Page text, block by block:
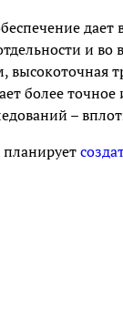
дает
и
более
–